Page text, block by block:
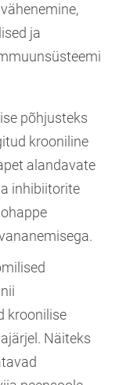
ja
põhjusteks
krooniline
alandavate
inhibiitorite
kroonilise
Näiteks